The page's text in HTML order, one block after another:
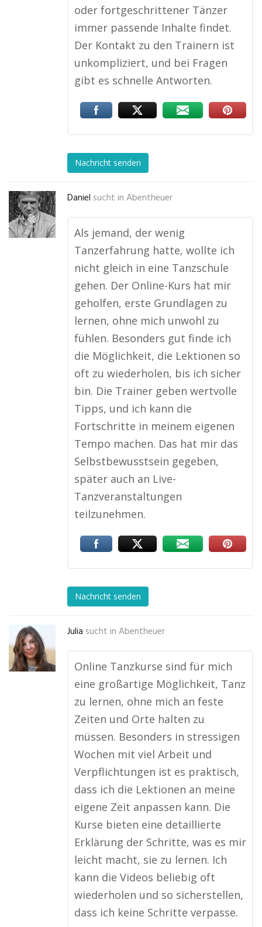
oder fortgeschrittener Tänzer
immer passende Inhalte findet.
Der Kontakt zu den Trainern ist
unkompliziert, und bei Fragen
gibt es schnelle Antworten.
Nachricht senden
Daniel sucht in Abentheuer
Als jemand, der wenig
Tanzerfahrung hatte, wollte ich
nicht gleich in eine Tanzschule
gehen. Der Online-Kurs hat mir
geholfen, erste Grundlagen zu
lernen, ohne mich unwohl zu
fühlen. Besonders gut finde ich
die Möglichkeit, die Lektionen so
oft zu wiederholen, bis ich sicher
bin. Die Trainer geben wertvolle
Tipps, und ich kann die
Fortschritte in meinem eigenen
Tempo machen. Das hat mir das
Selbstbewusstsein gegeben,
später auch an Live-
Tanzveranstaltungen
teilzunehmen.
Nachricht senden
Julia sucht in Abentheuer
Online Tanzkurse sind für mich
eine großartige Möglichkeit, Tanz
zu lernen, ohne mich an feste
Zeiten und Orte halten zu
müssen. Besonders in stressigen
Wochen mit viel Arbeit und
Verpflichtungen ist es praktisch,
dass ich die Lektionen an meine
eigene Zeit anpassen kann. Die
Kurse bieten eine detaillierte
Erklärung der Schritte, was es mir
leicht macht, sie zu lernen. Ich
kann die Videos beliebig oft
wiederholen und so sicherstellen,
dass ich keine Schritte verpasse.